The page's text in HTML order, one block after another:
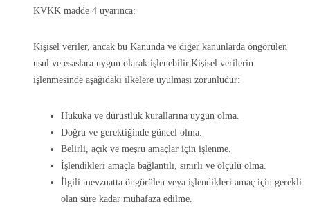
KVKK madde 4 uyarınca:
Kişisel veriler, ancak bu Kanunda ve diğer kanunlarda öngörülen
usul ve esaslara uygun olarak işlenebilir.Kişisel verilerin
işlenmesinde aşağıdaki ilkelere uyulması zorunludur:
Hukuka ve dürüstlük kurallarına uygun olma.
Doğru ve gerektiğinde güncel olma.
Belirli, açık ve meşru amaçlar için işlenme.
İşlendikleri amaçla bağlantılı, sınırlı ve ölçülü olma.
İlgili mevzuatta öngörülen veya işlendikleri amaç için gerekli
olan süre kadar muhafaza edilme.